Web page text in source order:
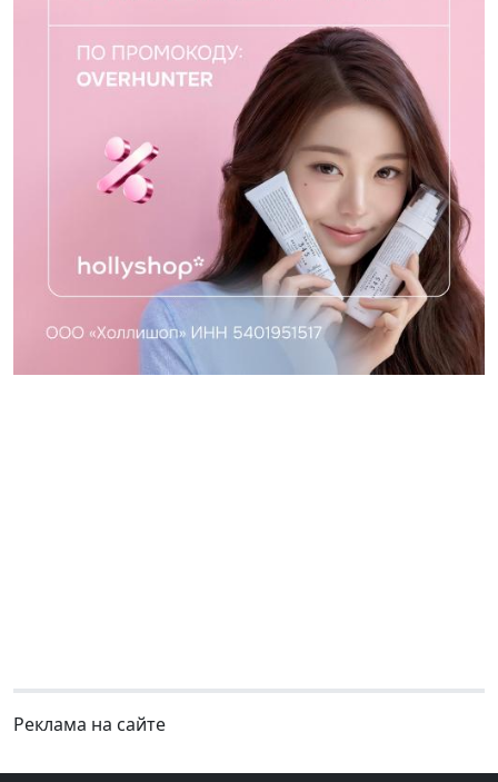
Реклама на сайте